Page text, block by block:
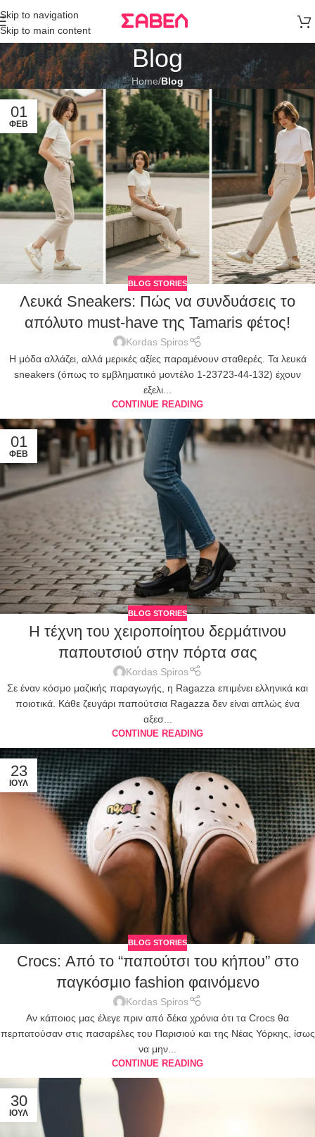
Skip to navigation
Skip to main content
άνω των 80€
Παραγγελία
Blog
Home/Blog
01
ΦΕΒ
BLOG STORIES
Λευκά Sneakers: Πώς να συνδυάσεις το
απόλυτο must-have της Tamaris φέτος!
Kordas Spiros
Η μόδα αλλάζει, αλλά μερικές αξίες παραμένουν σταθερές. Τα λευκά
sneakers (όπως το εμβληματικό μοντέλο 1-23723-44-132) έχουν
εξελι...
CONTINUE READING
01
ΦΕΒ
BLOG STORIES
Η τέχνη του χειροποίητου δερμάτινου
παπουτσιού στην πόρτα σας
Kordas Spiros
Σε έναν κόσμο μαζικής παραγωγής, η Ragazza επιμένει ελληνικά και
ποιοτικά. Κάθε ζευγάρι παπούτσια Ragazza δεν είναι απλώς ένα
αξεσ...
CONTINUE READING
23
ΙΟΎΛ
BLOG STORIES
Crocs: Από το “παπούτσι του κήπου” στο
παγκόσμιο fashion φαινόμενο
Kordas Spiros
Αν κάποιος μας έλεγε πριν από δέκα χρόνια ότι τα Crocs θα
περπατούσαν στις πασαρέλες του Παρισιού και της Νέας Υόρκης, ίσως
να μην...
CONTINUE READING
30
ΙΟΎΛ